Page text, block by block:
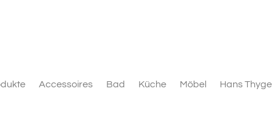
Accessoires Bad Küche Möbel Hans